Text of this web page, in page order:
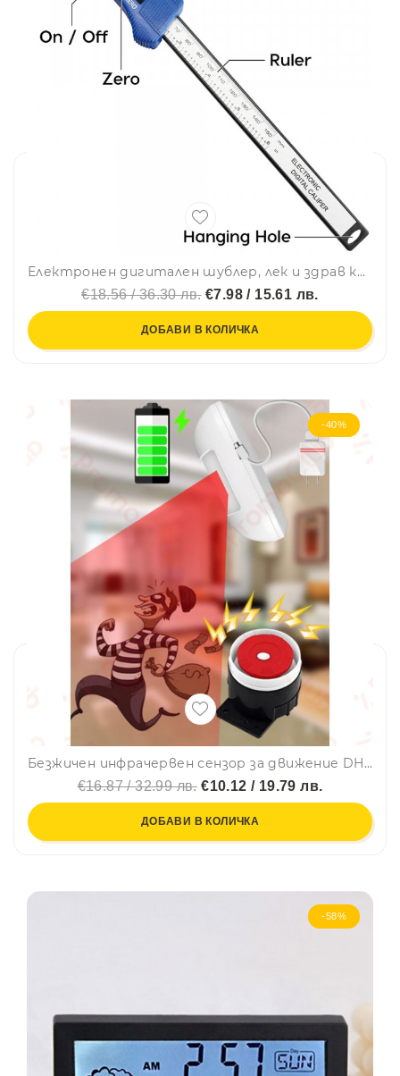
Електронен дигитален шублер, лек и здрав карбон, много точен и лесен за работа, голям дисплей
€18.56 / 36.30 лв.€7.98 / 15.61 лв.
ДОБАВИ В КОЛИЧКА
-40%
Безжичен инфрачервен сензор за движение DH-12, SmartHome
€16.87 / 32.99 лв.€10.12 / 19.79 лв.
ДОБАВИ В КОЛИЧКА
-58%